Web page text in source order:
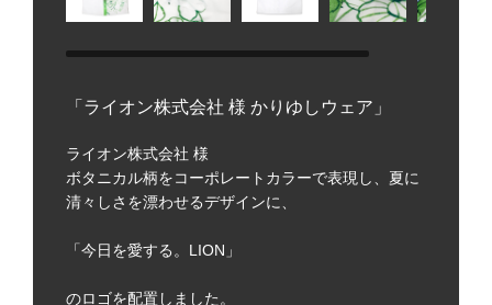
「ライオン株式会社 様 かりゆしウェア」
ライオン株式会社 様
ボタニカル柄をコーポレートカラーで表現し、夏に
清々しさを漂わせるデザインに、
「今日を愛する。LION」
のロゴを配置しました。